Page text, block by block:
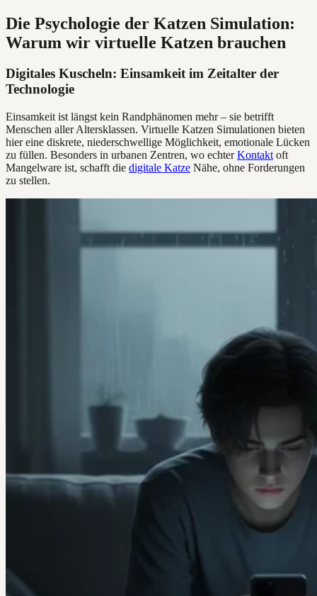
Die Psychologie der Katzen Simulation:
Warum wir virtuelle Katzen brauchen
Digitales Kuscheln: Einsamkeit im Zeitalter der
Technologie
Einsamkeit ist längst kein Randphänomen mehr – sie betrifft
Menschen aller Altersklassen. Virtuelle Katzen Simulationen bieten
hier eine diskrete, niederschwellige Möglichkeit, emotionale Lücken
zu füllen. Besonders in urbanen Zentren, wo echterKontakt oft
Mangelware ist, schafft die digitale Katze Nähe, ohne Forderungen
zu stellen.